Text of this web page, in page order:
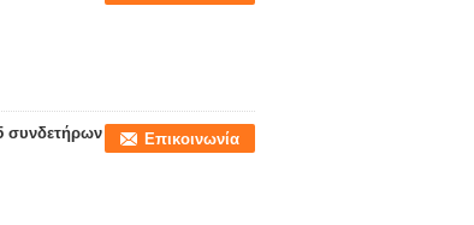
συνδετήρων
Επικοινωνία